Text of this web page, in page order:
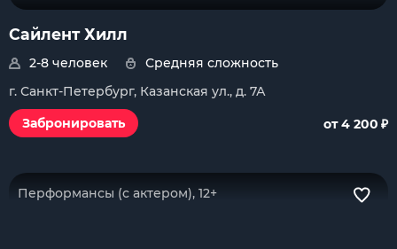
Сайлент Хилл
2-8 человек
Средняя сложность
г. Санкт-Петербург, Казанская ул., д. 7А
Забронировать
от 4 200 ₽
Перформансы (с актером), 12+